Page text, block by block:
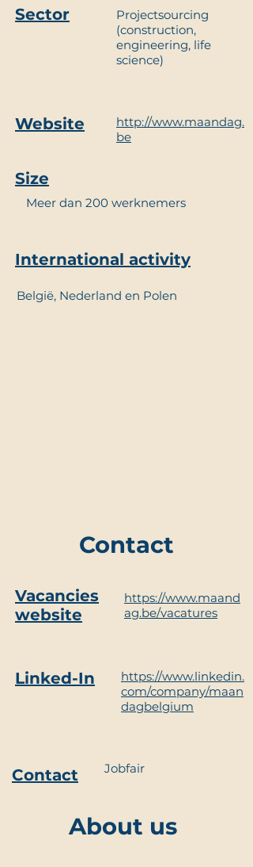
Sector
Projectsourcing
(construction,
engineering, life
science)
Website
http://www.maandag.
be
Size
Meer dan 200 werknemers
International activity
België, Nederland en Polen
Contact
Vacancies
website
https://www.maand
ag.be/vacatures
Linked-In
https://www.linkedin.
com/company/maan
dagbelgium
Contact Jobfair
About us